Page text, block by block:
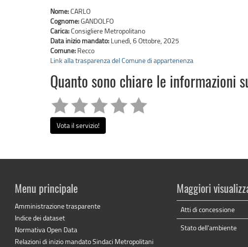
Nome:CARLO
Cognome:GANDOLFO
Carica:Consigliere Metropolitano
Data inizio mandato: Lunedì, 6 Ottobre, 2025
Comune: Recco
Link alla trasparenza del Comune di appartenenza
Quanto sono chiare le informazioni
Vota il servizio!
Menu principale
Amministrazione trasparente
Indice dei dataset
Normativa Open Data
Relazioni di inizio mandato Sindaci Metropolitani
Maggiori
Atti di concessione
Stato dell'ambiente